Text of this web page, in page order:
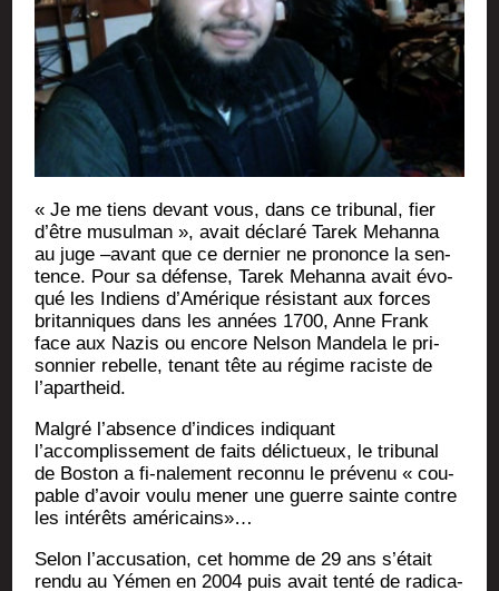
« Je me tiens devant vous, dans ce tri­bu­nal, fier
d’être musul­man », avait décla­ré Tarek Mehan­na
au juge –avant que ce der­nier ne pro­nonce la sen­
tence. Pour sa défense, Tarek Mehan­na avait évo­
qué les Indiens d’A­mé­rique résis­tant aux forces
bri­tan­niques dans les années 1700, Anne Frank
face aux Nazis ou encore Nel­son Man­de­la le pri­
son­nier rebelle, tenant tête au régime raciste de
l’apartheid.
Mal­gré l’absence d’indices indi­quant
l’accomplissement de faits délic­tueux, le tri­bu­nal
de Bos­ton a fi-nale­ment recon­nu le pré­ve­nu « cou­
pable d’avoir vou­lu mener une guerre sainte contre
les inté­rêts américains»…
Selon l’accusation, cet homme de 29 ans s’é­tait
ren­du au Yémen en 2004 puis avait ten­té de radi­ca­